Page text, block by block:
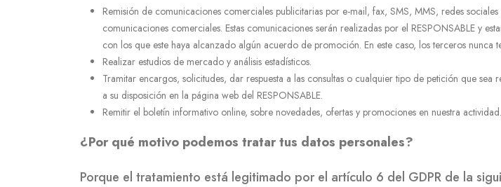
Remisión de comunicaciones comerciales publicitarias por e-mail, fax, SMS, MMS, redes
comunicaciones comerciales. Estas comunicaciones serán realizadas por el RESPONSABLE y
con los que este haya alcanzado algún acuerdo de promoción. En este caso, los terceros nunca
Realizar estudios de mercado y análisis estadísticos.
Tramitar encargos, solicitudes, dar respuesta a las consultas o cualquier tipo de petición que
a su disposición en la página web del RESPONSABLE.
Remitir el boletín informativo online, sobre novedades, ofertas y promociones en nuestra actividad.
¿Por qué motivo podemos tratar tus datos personales?
Porque el tratamiento está legitimado por el artículo 6 del GDPR de la